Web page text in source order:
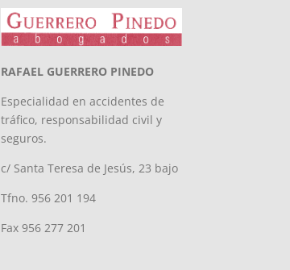
RAFAEL GUERRERO PINEDO
Especialidad en accidentes de
tráfico, responsabilidad civil y
seguros.
c/ Santa Teresa de Jesús, 23 bajo
Tfno. 956 201 194
Fax 956 277 201